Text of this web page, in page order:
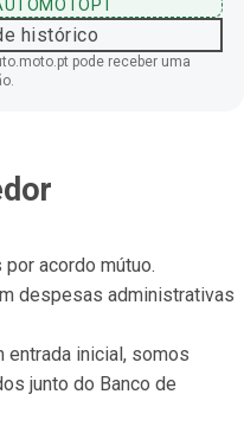
histórico
pode receber uma
acordo mútuo.
despesas administrativas
entrada inicial, somos
junto do Banco de